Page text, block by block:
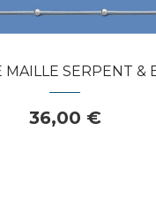
SERPENT & BOULE 3 MM
36,00 €